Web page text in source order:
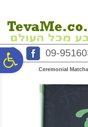
09-